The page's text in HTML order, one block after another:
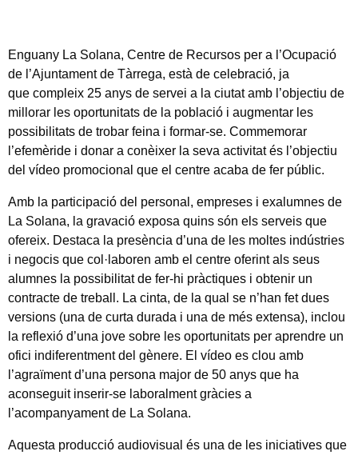
Enguany La Solana, Centre de Recursos per a l’Ocupació
de l’Ajuntament de Tàrrega, està de celebració, ja
que compleix 25 anys de servei a la ciutat amb l’objectiu de
millorar les oportunitats de la població i augmentar les
possibilitats de trobar feina i formar-se. Commemorar
l’efemèride i donar a conèixer la seva activitat és l’objectiu
del vídeo promocional que el centre acaba de fer públic.
Amb la participació del personal, empreses i exalumnes de
La Solana, la gravació exposa quins són els serveis que
ofereix. Destaca la presència d’una de les moltes indústries
i negocis que col·laboren amb el centre oferint als seus
alumnes la possibilitat de fer-hi pràctiques i obtenir un
contracte de treball. La cinta, de la qual se n’han fet dues
versions (una de curta durada i una de més extensa), inclou
la reflexió d’una jove sobre les oportunitats per aprendre un
ofici indiferentment del gènere. El vídeo es clou amb
l’agraïment d’una persona major de 50 anys que ha
aconseguit inserir-se laboralment gràcies a
l’acompanyament de La Solana.
Aquesta producció audiovisual és una de les iniciatives que